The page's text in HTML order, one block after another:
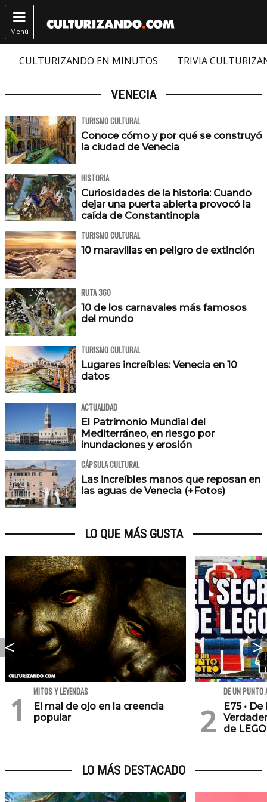

Menú
CULTURIZANDO EN MINUTOS TRIVIA
VENECIA
TURISMO CULTURAL
Conoce cómo y por qué se construyó
la ciudad de Venecia
HISTORIA
Curiosidades de la historia: Cuando
dejar una puerta abierta provocó la
caída de Constantinopla
TURISMO CULTURAL
10 maravillas en peligro de extinción
RUTA 360
10 de los carnavales más famosos
del mundo
TURISMO CULTURAL
Lugares increíbles: Venecia en 10
datos
ACTUALIDAD
El Patrimonio Mundial del
Mediterráneo, en riesgo por
inundaciones y erosión
CÁPSULA CULTURAL
Las increíbles manos que reposan en
las aguas de Venecia (+Fotos)
LO QUE MÁS GUSTA
MITOS Y LEYENDAS
El mal de ojo en la creencia
popular
DE UN PUNTO
E75 •
de
LO MÁS DESTACADO